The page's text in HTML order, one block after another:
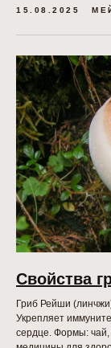
15.08.2025
Свойства
Гриб Рейши
Укрепляет
сердце. Формы: чай,
ПОДПИСКА НА
СКИДКИ,
ПОДПИСАТЬСЯ
ПО СОСТАВУ
Санхван
Трутовик
Лиственничный
Пыльца сосны
Веселка
Кордицепс
Ежовик